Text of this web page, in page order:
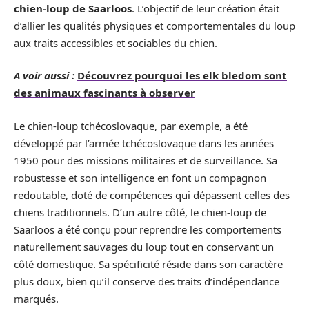
chien-loup de Saarloos. L’objectif de leur création était
d’allier les qualités physiques et comportementales du loup
aux traits accessibles et sociables du chien.
A voir aussi : Découvrez pourquoi les elk bledom sont
des animaux fascinants à observer
Le chien-loup tchécoslovaque, par exemple, a été
développé par l’armée tchécoslovaque dans les années
1950 pour des missions militaires et de surveillance. Sa
robustesse et son intelligence en font un compagnon
redoutable, doté de compétences qui dépassent celles des
chiens traditionnels. D’un autre côté, le chien-loup de
Saarloos a été conçu pour reprendre les comportements
naturellement sauvages du loup tout en conservant un
côté domestique. Sa spécificité réside dans son caractère
plus doux, bien qu’il conserve des traits d’indépendance
marqués.